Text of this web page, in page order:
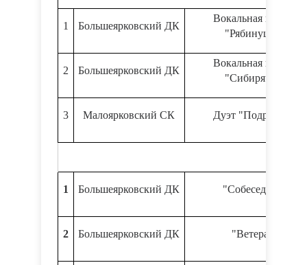
1 Большеярковский ДК
Вокальная группа
"Рябинушка"
2 Большеярковский ДК
Вокальная группа
"Сибирячка"
3 Малоярковский СК Дуэт "Подружки"
1 Большеярковский ДК "Собеседник"
2 Большеярковский ДК "Ветеран"